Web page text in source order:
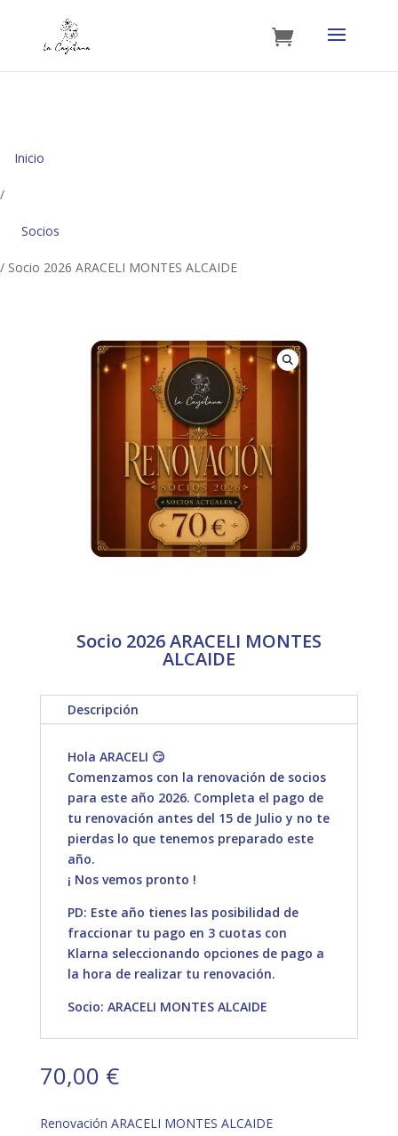
Inicio
/
Socios
/ Socio 2026 ARACELI MONTES ALCAIDE
Socio 2026 ARACELI MONTES
ALCAIDE
Descripción
Hola ARACELI 😏
Comenzamos con la renovación de socios
para este año 2026. Completa el pago de
tu renovación antes del 15 de Julio y no te
pierdas lo que tenemos preparado este
año.
¡ Nos vemos pronto !
PD: Este año tienes las posibilidad de
fraccionar tu pago en 3 cuotas con
Klarna seleccionando opciones de pago a
la hora de realizar tu renovación.
Socio: ARACELI MONTES ALCAIDE
70,00 €
Renovación ARACELI MONTES ALCAIDE